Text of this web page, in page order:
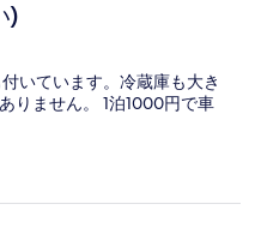
)
いています。冷蔵庫も大き
りません。 1泊1000円で車